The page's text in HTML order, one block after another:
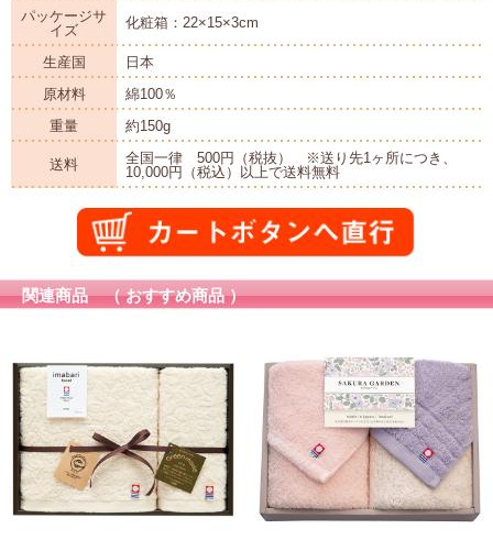
パッケージサ
イズ
化粧箱：22×15×3cm
生産国
日本
原材料
綿100％
重量
約150g
送料
全国一律 500円（税抜） ※送り先1ヶ所につき、
10,000円（税込）以上で送料無料
関連商品 （ おすすめ商品 ）